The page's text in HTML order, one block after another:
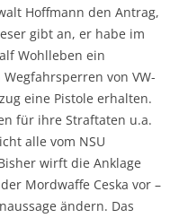
Hoffmann den Antrag,
gibt an, er habe im
Wohlleben ein
von VW-
eine Pistole erhalten.
für ihre Straftaten u.a.
alle vom NSU
wirft die Anklage
Mordwaffe Ceska vor –
ändern. Das